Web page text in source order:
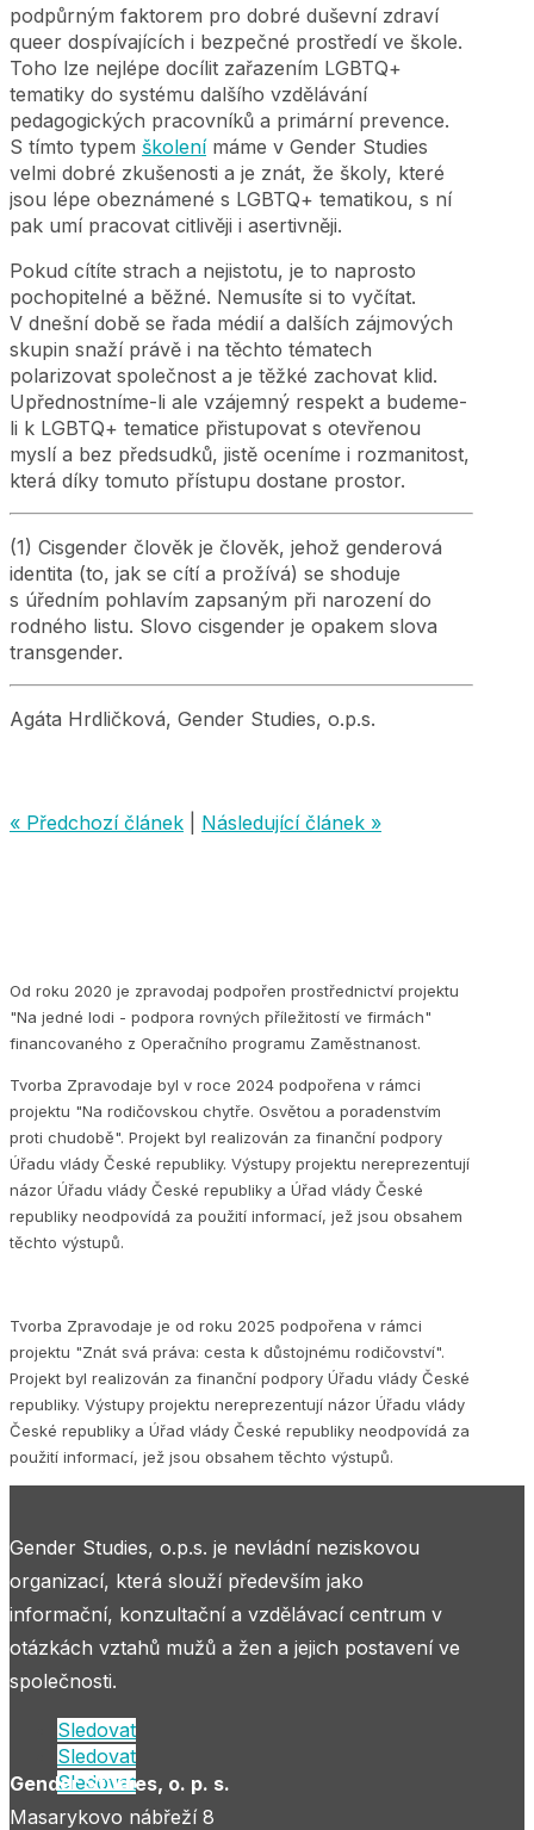
podpůrným faktorem pro dobré duševní zdraví
queer dospívajících i bezpečné prostředí ve škole.
Toho lze nejlépe docílit zařazením LGBTQ+
tematiky do systému dalšího vzdělávání
pedagogických pracovníků a primární prevence.
S tímto typem školenímáme v Gender Studies
velmi dobré zkušenosti a je znát, že školy, které
jsou lépe obeznámené s LGBTQ+ tematikou, s ní
pak umí pracovat citlivěji i asertivněji.
Pokud cítíte strach a nejistotu, je to naprosto
pochopitelné a běžné. Nemusíte si to vyčítat.
V dnešní době se řada médií a dalších zájmových
skupin snaží právě i na těchto tématech
polarizovat společnost a je těžké zachovat klid.
Upřednostníme-li ale vzájemný respekt a budeme-
li k LGBTQ+ tematice přistupovat s otevřenou
myslí a bez předsudků, jistě oceníme i rozmanitost,
která díky tomuto přístupu dostane prostor.
(1) Cisgender člověk je člověk, jehož genderová
identita (to, jak se cítí a prožívá) se shoduje
s úředním pohlavím zapsaným při narození do
rodného listu. Slovo cisgender je opakem slova
transgender.
Agáta Hrdličková, Gender Studies, o.p.s.
« Předchozí článek Následující článek »
Od roku 2020 je zpravodaj podpořen prostřednictví projektu
"Na jedné lodi - podpora rovných příležitostí ve firmách"
financovaného z Operačního programu Zaměstnanost.
Tvorba Zpravodaje byl v roce 2024 podpořena v rámci
projektu "Na rodičovskou chytře. Osvětou a poradenstvím
proti chudobě". Projekt byl realizován za finanční podpory
Úřadu vlády České republiky. Výstupy projektu nereprezentují
názor Úřadu vlády České republiky a Úřad vlády České
republiky neodpovídá za použití informací, jež jsou obsahem
těchto výstupů.
Tvorba Zpravodaje je od roku 2025 podpořena v rámci
projektu "Znát svá práva: cesta k důstojnému rodičovství".
Projekt byl realizován za finanční podpory Úřadu vlády České
republiky. Výstupy projektu nereprezentují názor Úřadu vlády
České republiky a Úřad vlády České republiky neodpovídá za
použití informací, jež jsou obsahem těchto výstupů.
Gender Studies, o.p.s. je nevládní neziskovou
organizací, která slouží především jako
informační, konzultační a vzdělávací centrum v
otázkách vztahů mužů a žen a jejich postavení ve
společnosti.
Sledovat
Sledovat
Sledovat
Gender Studies, o. p. s.
Masarykovo nábřeží 8